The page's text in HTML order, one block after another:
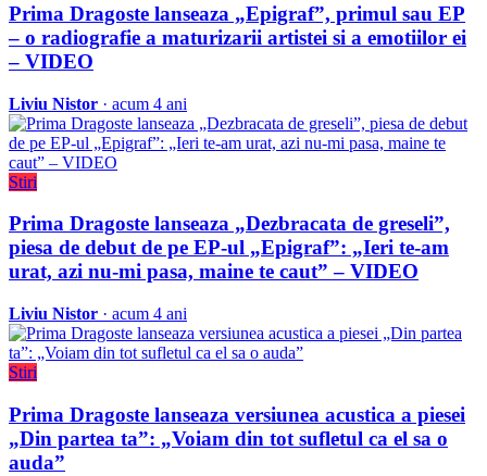
Prima Dragoste lanseaza „Epigraf”, primul sau EP
– o radiografie a maturizarii artistei si a emotiilor ei
– VIDEO
Liviu Nistor · acum 4 ani
Stiri
Prima Dragoste lanseaza „Dezbracata de greseli”,
piesa de debut de pe EP-ul „Epigraf”: „Ieri te-am
urat, azi nu-mi pasa, maine te caut” – VIDEO
Liviu Nistor · acum 4 ani
Stiri
Prima Dragoste lanseaza versiunea acustica a piesei
„Din partea ta”: „Voiam din tot sufletul ca el sa o
auda”